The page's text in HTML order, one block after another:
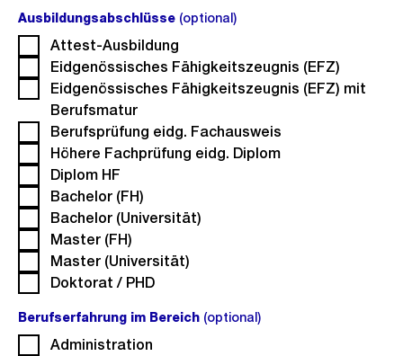
Ausbildungsabschlüsse (optional)
Attest-Ausbildung
Eidgenössisches Fähigkeitszeugnis (EFZ)
Eidgenössisches Fähigkeitszeugnis (EFZ) mit
Berufsmatur
Berufsprüfung eidg. Fachausweis
Höhere Fachprüfung eidg. Diplom
Diplom HF
Bachelor (FH)
Bachelor (Universität)
Master (FH)
Master (Universität)
Doktorat / PHD
Berufserfahrung im Bereich (optional)
Administration